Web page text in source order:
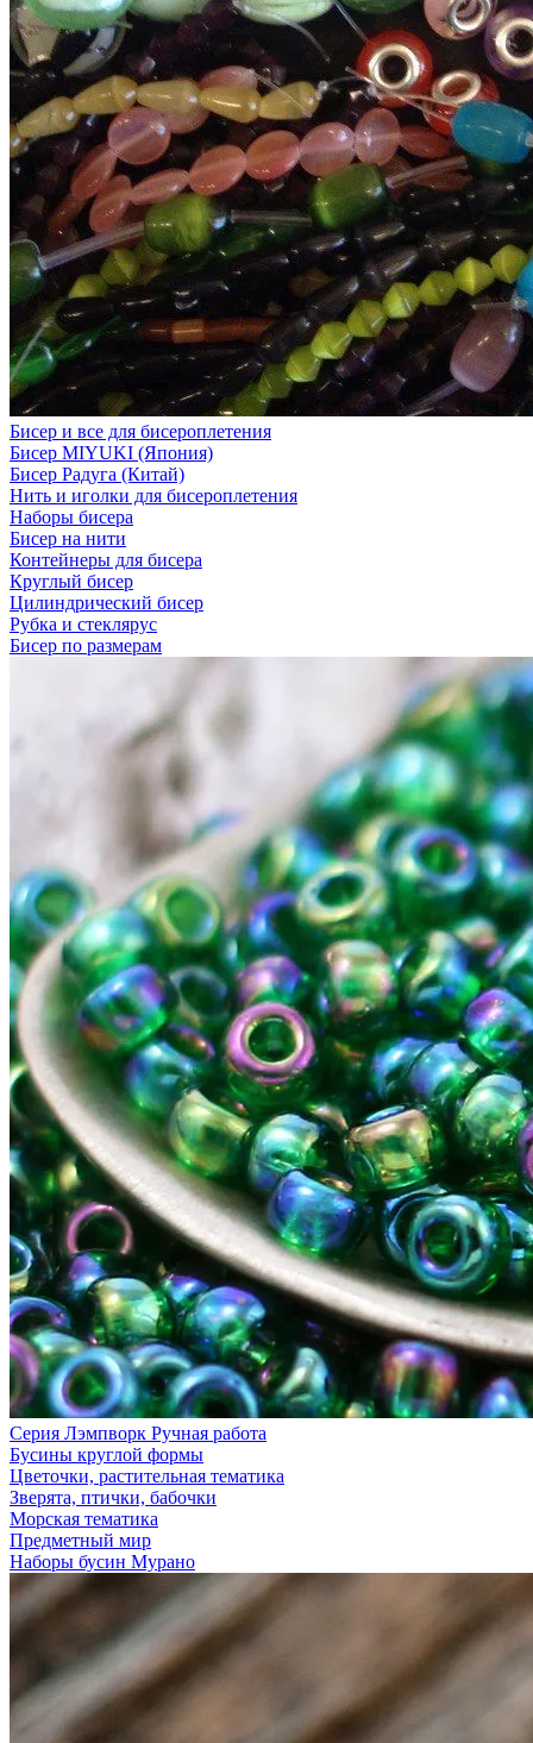
Бисер и все для бисероплетения
Бисер MIYUKI (Япония)
Бисер Радуга (Китай)
Нить и иголки для бисероплетения
Наборы бисера
Бисер на нити
Контейнеры для бисера
Круглый бисер
Цилиндрический бисер
Рубка и стеклярус
Бисер по размерам
Серия Лэмпворк Ручная работа
Бусины круглой формы
Цветочки, растительная тематика
Зверята, птички, бабочки
Морская тематика
Предметный мир
Наборы бусин Мурано